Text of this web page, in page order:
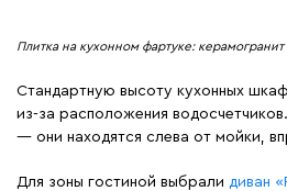
Плитка на кухонном фартуке:
Стандартную высоту кухонных
из-за расположения
— они находятся слева от мойки,
Для зоны гостиной выбрали диван